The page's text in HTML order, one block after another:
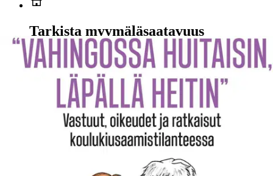
Tarkista myymäläsaatavuus
Ei saatavilla
Tuotekuvaus